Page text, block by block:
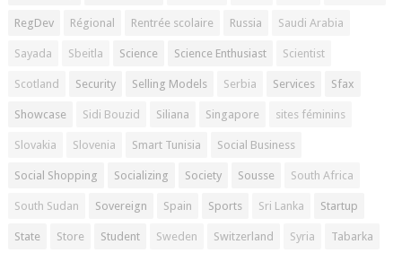
RegDev Régional Rentrée scolaire Russia Saudi Arabia
Sayada Sbeitla Science Science Enthusiast Scientist
Scotland Security Selling Models Serbia Services Sfax
Showcase Sidi Bouzid Siliana Singapore sites féminins
Slovakia Slovenia Smart Tunisia Social Business
Social Shopping Socializing Society Sousse South Africa
South Sudan Sovereign Spain Sports Sri Lanka Startup
State Store Student Sweden Switzerland Syria Tabarka